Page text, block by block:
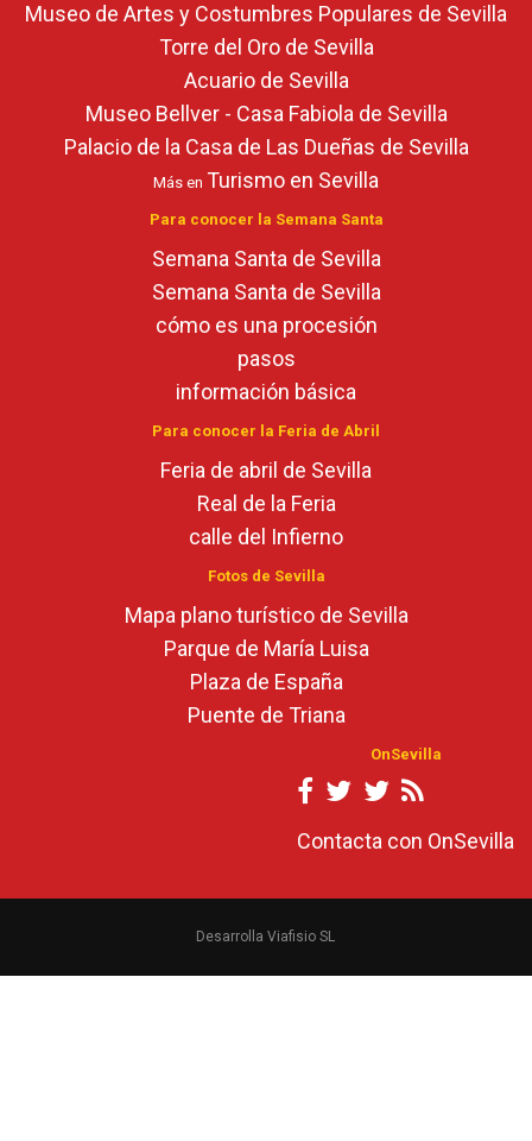
Museo de Artes y Costumbres Populares de Sevilla
Torre del Oro de Sevilla
Acuario de Sevilla
Museo Bellver - Casa Fabiola de Sevilla
Palacio de la Casa de Las Dueñas de Sevilla
Más en Turismo en Sevilla
Para conocer la Semana Santa
Semana Santa de Sevilla
Semana Santa de Sevilla
cómo es una procesión
pasos
información básica
Para conocer la Feria de Abril
Feria de abril de Sevilla
Real de la Feria
calle del Infierno
Fotos de Sevilla
Mapa plano turístico de Sevilla
Parque de María Luisa
Plaza de España
Puente de Triana
OnSevilla
Contacta con OnSevilla
Desarrolla Viafisio SL